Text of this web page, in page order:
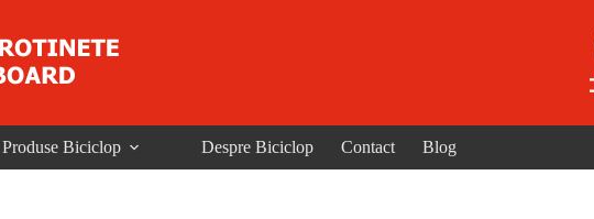
Produse Biciclop Despre Biciclop Contact Blog